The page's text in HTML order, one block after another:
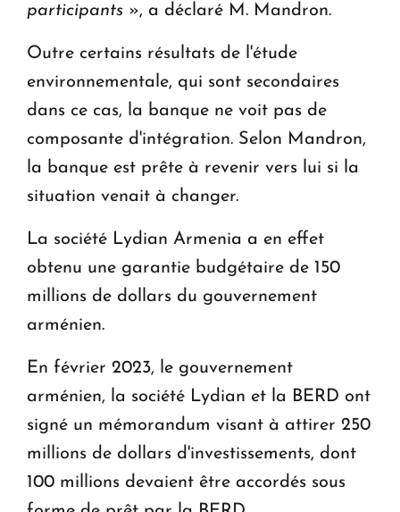
participants », a déclaré M. Mandron.
Outre certains résultats de l'étude
environnementale, qui sont secondaires
dans ce cas, la banque ne voit pas de
composante d'intégration. Selon Mandron,
la banque est prête à revenir vers lui si la
situation venait à changer.
La société Lydian Armenia a en effet
obtenu une garantie budgétaire de 150
millions de dollars du gouvernement
arménien.
En février 2023, le gouvernement
arménien, la société Lydian et la BERD ont
signé un mémorandum visant à attirer 250
millions de dollars d'investissements, dont
100 millions devaient être accordés sous